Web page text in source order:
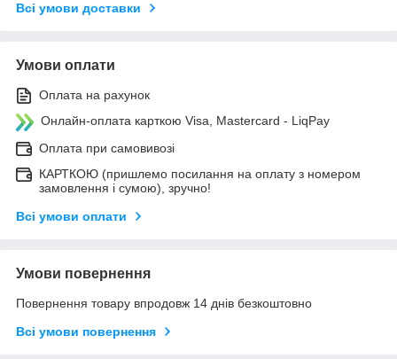
Всі умови доставки
Умови оплати
Оплата на рахунок
Онлайн-оплата карткою Visa, Mastercard - LiqPay
Оплата при самовивозі
КАРТКОЮ (пришлемо посилання на оплату з номером
замовлення і сумою), зручно!
Всі умови оплати
Умови повернення
Повернення товару впродовж 14 днів безкоштовно
Всі умови повернення